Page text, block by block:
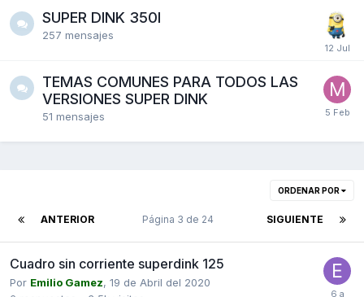
SUPER DINK 350I
257 mensajes
TEMAS COMUNES PARA TODOS LAS
VERSIONES SUPER DINK
51 mensajes
ORDENAR POR
ANTERIOR SIGUIENTE
Página 3 de 24
Cuadro sin corriente superdink 125
Por Emilio Gamez, 19 de Abril del 2020